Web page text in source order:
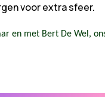
voor extra sfeer.
en met Bert De Wel,